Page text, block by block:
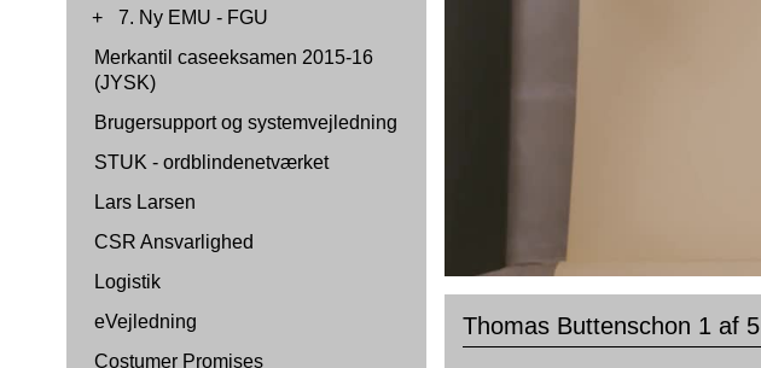
+
7. Ny EMU - FGU
Merkantil caseeksamen 2015-16
(JYSK)
Brugersupport og systemvejledning
STUK - ordblindenetværket
Lars Larsen
CSR Ansvarlighed
Logistik
eVejledning
Costumer Promises
Thomas Buttenschon 1 af 5